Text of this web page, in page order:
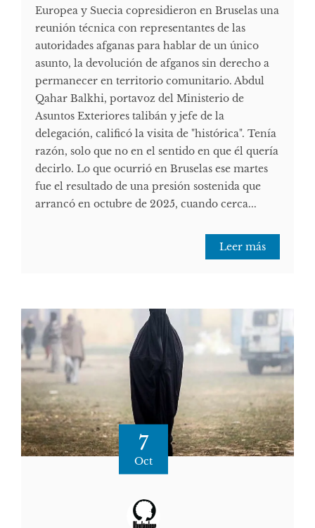
Europea y Suecia copresidieron en Bruselas una
reunión técnica con representantes de las
autoridades afganas para hablar de un único
asunto, la devolución de afganos sin derecho a
permanecer en territorio comunitario. Abdul
Qahar Balkhi, portavoz del Ministerio de
Asuntos Exteriores talibán y jefe de la
delegación, calificó la visita de "histórica". Tenía
razón, solo que no en el sentido en que él quería
decirlo. Lo que ocurrió en Bruselas ese martes
fue el resultado de una presión sostenida que
arrancó en octubre de 2025, cuando cerca...
Leer más
7
Oct